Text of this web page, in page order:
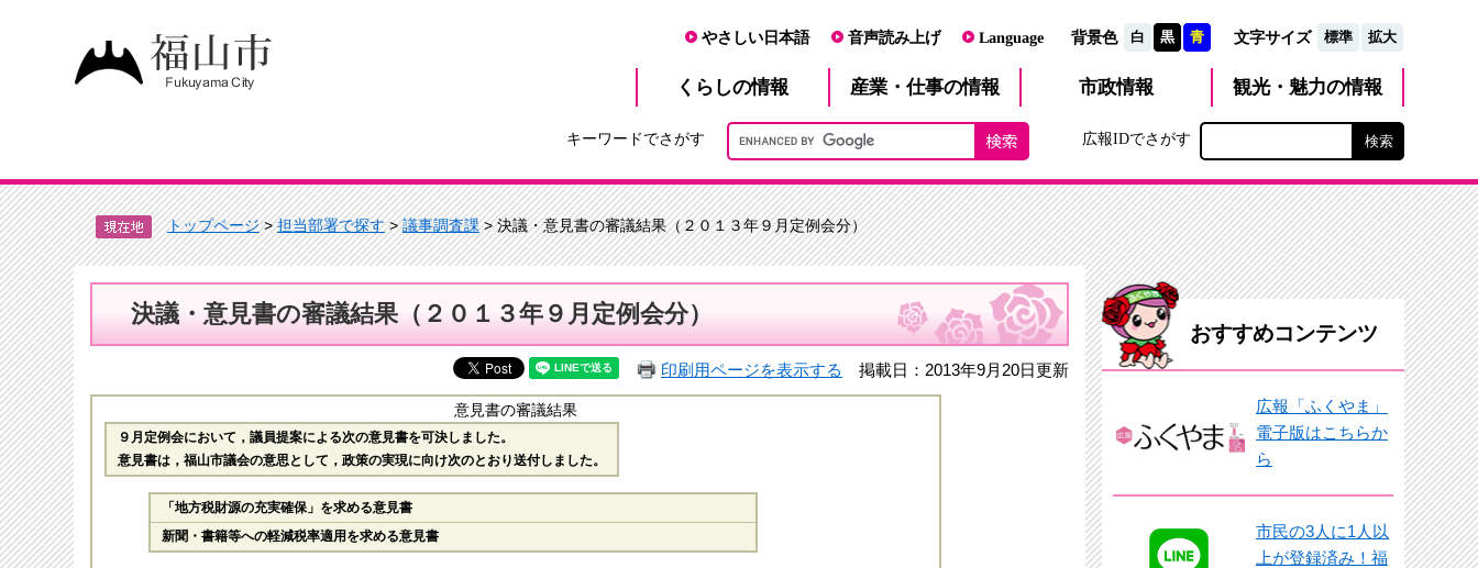
やさしい日本語 音声読み上げ Language 背景色 白 黒 青 文字サイズ 標準 拡大
くらしの情報 産業・仕事の情報 市政情報 観光・魅力の情報
キーワードでさがす 広報IDでさがす
トップページ>担当部署で探す>議事調査課> 決議・意見書の審議結果（２０１３年９月定例会分）
決議・意見書の審議結果（２０１３年９月定例会分）
印刷用ページを表示する 掲載日：2013年9月20日更新
意見書の審議結果
９月定例会において，議員提案による次の意見書を可決しました。
意見書は，福山市議会の意思として，政策の実現に向け次のとおり送付しました。
「地方税財源の充実確保」を求める意見書
新聞・書籍等への軽減税率適用を求める意見書
おすすめコンテンツ
広報「ふくやま」
電子版はこちらか
ら
市民の3人に1人以
上が登録済み！福